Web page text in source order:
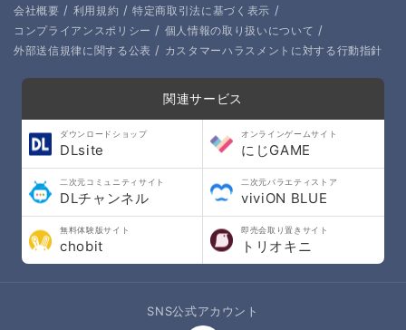
会社概要 / 利用規約 / 特定商取引法に基づく表示 /
コンプライアンスポリシー / 個人情報の取り扱いについて /
外部送信規律に関する公表 / カスタマーハラスメントに対する行動指針
関連サービス
ダウンロードショップ
DLsite
オンラインゲームサイト
にじGAME
二次元コミュニティサイト
DLチャンネル
二次元バラエティストア
viviON BLUE
無料体験版サイト
chobit
即売会取り置きサイト
トリオキニ
SNS公式アカウント